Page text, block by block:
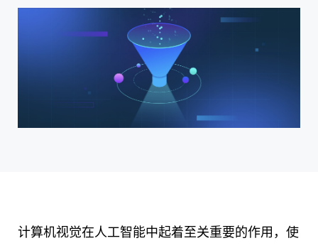
计算机视觉在人工智能中起着至关重要的作用，使